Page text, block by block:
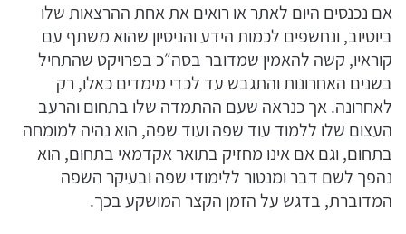
אם נכנסים היום לאתר או רואים את אחת ההרצאות שלו
ביוטיוב, ונחשפים לכמות הידע והניסיון שהוא משתף עם
קוראיו, קשה להאמין שמדובר בסה״כ בפרויקט שהתחיל
בשנים האחרונות והתגבש עד לכדי מימדים כאלו, רק
לאחרונה. אך כנראה שעם ההתמדה שלו בתחום והרעב
העצום שלו ללמוד עוד שפה ועוד שפה, הוא נהיה למומחה
בתחום, וגם אם אינו מחזיק בתואר אקדמאי בתחום, הוא
נהפך לשם דבר ומנטור ללימודי שפה ובעיקר השפה
המדוברת, בדגש על הזמן הקצר המושקע בכך.